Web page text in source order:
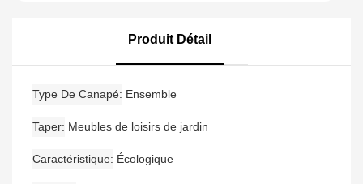
Canapé D'angle De Luxe
Moderne
Produit Détail
Type De Canapé Ensemble
Taper Meubles de loisirs de jardin
Caractéristique Écologique